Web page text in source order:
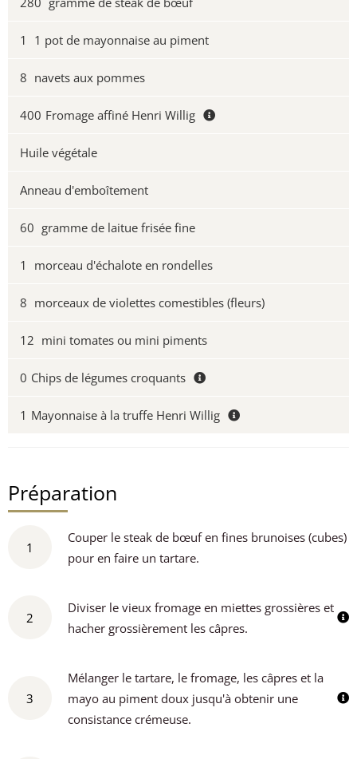
1 1 pot de mayonnaise au piment
8 navets aux pommes
400 Fromage affiné Henri Willig
Huile végétale
Anneau d'emboîtement
60 gramme de laitue frisée fine
1 morceau d'échalote en rondelles
8 morceaux de violettes comestibles (fleurs)
12 mini tomates ou mini piments
0 Chips de légumes croquants
1 Mayonnaise à la truffe Henri Willig
Préparation
1
Couper le steak de bœuf en fines brunoises (cubes)
pour en faire un tartare.
2
Diviser le vieux fromage en miettes grossières et
hacher grossièrement les câpres.
3
Mélanger le tartare, le fromage, les câpres et la
mayo au piment doux jusqu'à obtenir une
consistance crémeuse.